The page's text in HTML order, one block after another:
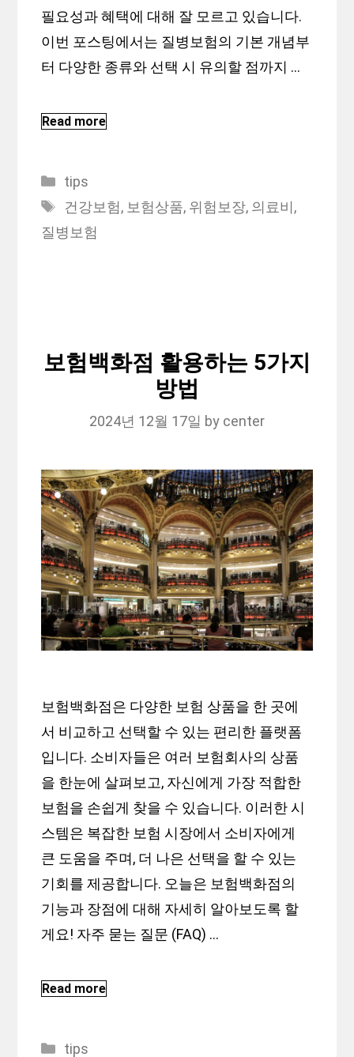
필요성과 혜택에 대해 잘 모르고 있습니다.
이번 포스팅에서는 질병보험의 기본 개념부
터 다양한 종류와 선택 시 유의할 점까지 …
Read more
Categories
tips
Tags
건강보험, 보험상품, 위험보장, 의료비,
질병보험
보험백화점 활용하는 5가지
방법
2024년 12월 17일 by center
보험백화점은 다양한 보험 상품을 한 곳에
서 비교하고 선택할 수 있는 편리한 플랫폼
입니다. 소비자들은 여러 보험회사의 상품
을 한눈에 살펴보고, 자신에게 가장 적합한
보험을 손쉽게 찾을 수 있습니다. 이러한 시
스템은 복잡한 보험 시장에서 소비자에게
큰 도움을 주며, 더 나은 선택을 할 수 있는
기회를 제공합니다. 오늘은 보험백화점의
기능과 장점에 대해 자세히 알아보도록 할
게요! 자주 묻는 질문 (FAQ) …
Read more
Categories
tips